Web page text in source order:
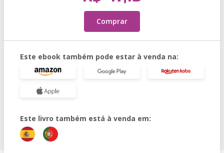
Comprar
Este ebook também pode estar à venda na:
Este livro também está à venda em: